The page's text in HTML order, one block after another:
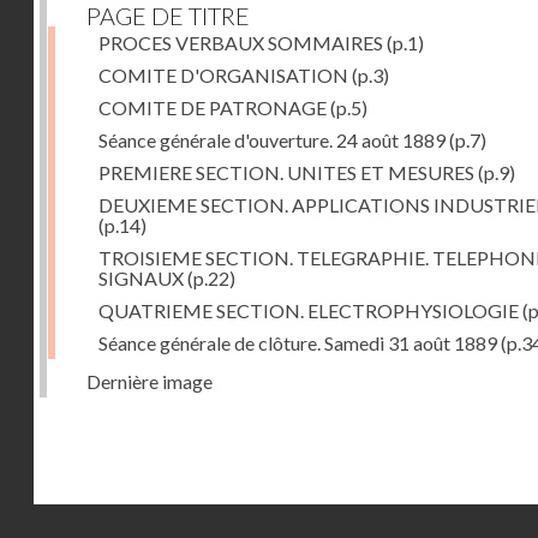
PAGE DE TITRE
PROCES VERBAUX SOMMAIRES (p.1)
COMITE D'ORGANISATION (p.3)
COMITE DE PATRONAGE(p.5)
Séance générale d'ouverture. 24 août 1889(p.7)
PREMIERE SECTION. UNITES ET MESURES (p.9)
DEUXIEME SECTION. APPLICATIONS
(p.14)
TROISIEME SECTION. TELEGRAPHIE.
SIGNAUX(p.22)
QUATRIEME SECTION. ELECTROPHYSIOLOGIE
Séance générale de clôture. Samedi 31 août 1889
Dernière image